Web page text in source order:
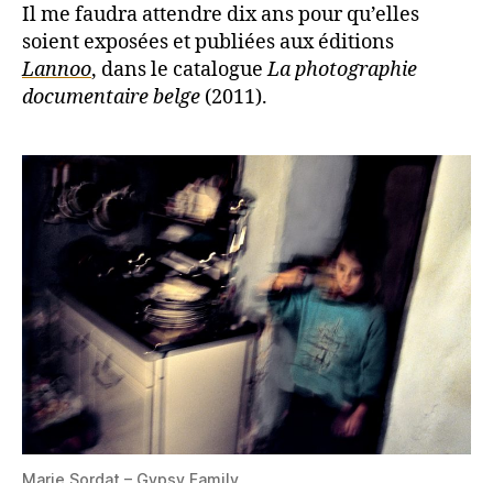
Il me faudra attendre dix ans pour qu’elles
soient exposées et publiées aux éditions
Lannoo, dans le catalogueLa photographie
documentaire belge (2011).
Marie Sordat – Gypsy Family